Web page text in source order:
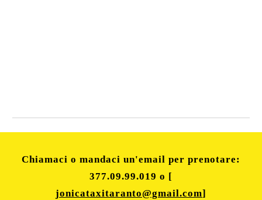
Chiamaci o mandaci un'email per prenotare:
377.09.99.019 o [
jonicataxitaranto@gmail.com]